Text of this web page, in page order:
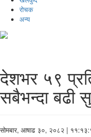
रोचक
अन्य
देशभर ५९
सबैभन्दा बढी
सोमबार, आषाढ ३०, २०८२ |